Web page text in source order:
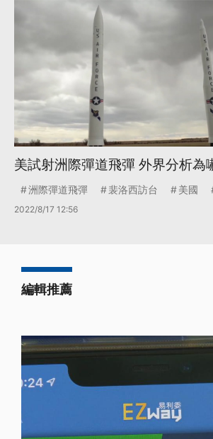
美試射洲際彈道飛彈 外界分析為
洲際彈道飛彈 裴洛西訪台 美國
2022/8/17 12:56
編輯推薦